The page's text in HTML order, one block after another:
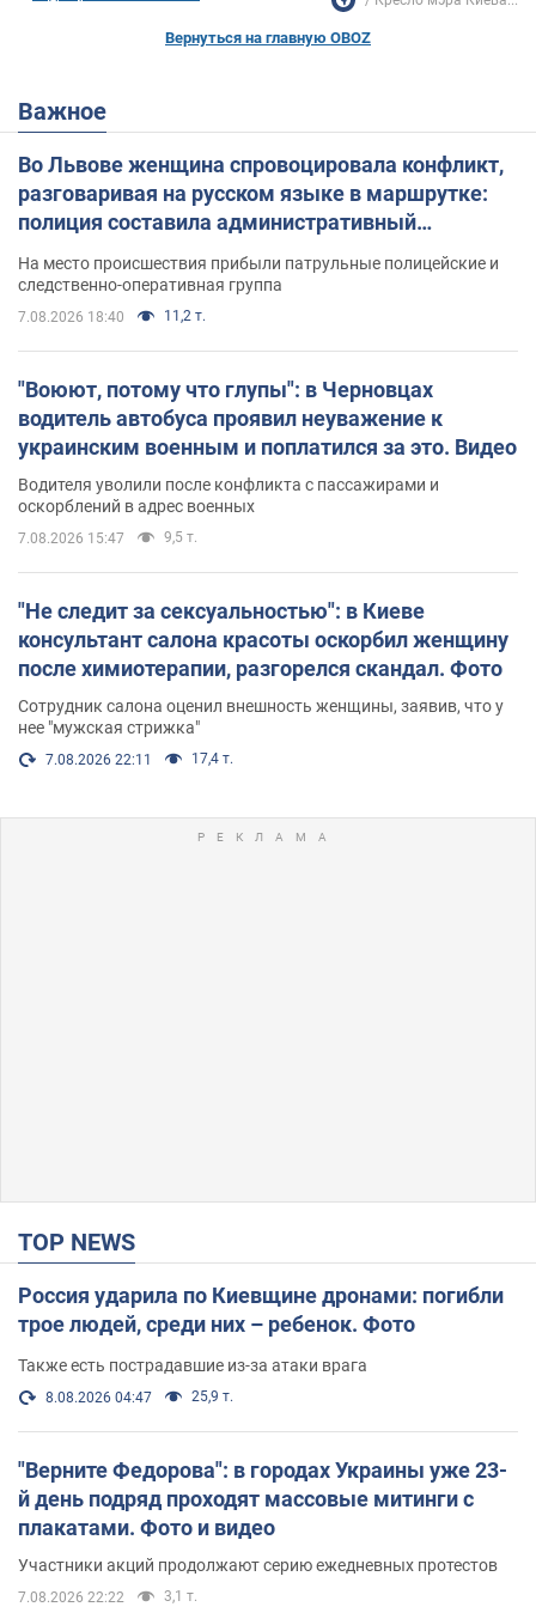
Вернуться на главную OBOZ
Важное
Во Львове женщина спровоцировала конфликт,
разговаривая на русском языке в маршрутке:
полиция составила административный
На место происшествия прибыли патрульные полицейские и
следственно-оперативная группа
7.08.2026 18:40 11,2 т.
"Воюют, потому что глупы": в Черновцах
водитель автобуса проявил неуважение к
украинским военным и поплатился за это. Видео
Водителя уволили после конфликта с пассажирами и
оскорблений в адрес военных
7.08.2026 15:47 9,5 т.
"Не следит за сексуальностью": в Киеве
консультант салона красоты оскорбил женщину
после химиотерапии, разгорелся скандал. Фото
Сотрудник салона оценил внешность женщины, заявив, что у
нее "мужская стрижка"
7.08.2026 22:11 17,4 т.
TOP NEWS
Россия ударила по Киевщине дронами: погибли
трое людей, среди них – ребенок. Фото
Также есть пострадавшие из-за атаки врага
8.08.2026 04:47 25,9 т.
"Верните Федорова": в городах Украины уже 23-
й день подряд проходят массовые митинги с
плакатами. Фото и видео
Участники акций продолжают серию ежедневных протестов
7.08.2026 22:22 3,1 т.